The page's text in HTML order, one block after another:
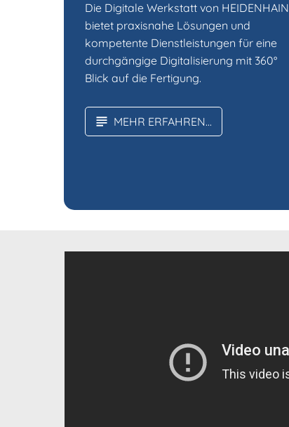
Die Digitale Werkstatt von HEIDENHAIN
bietet praxisnahe Lösungen und
kompetente Dienstleistungen für eine
durchgängige Digitalisierung mit 360°
Blick auf die Fertigung.
MEHR ERFAHREN...